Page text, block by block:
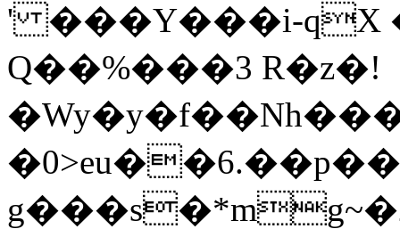
' ���Y���i-qX
Q��%���3 R�z�!